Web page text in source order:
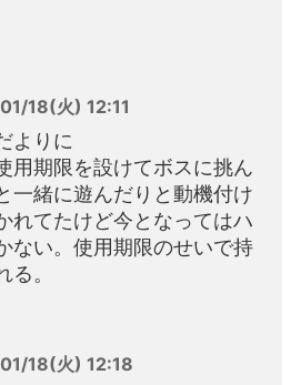
18(火) 12:11
よりに
用期限を設けてボスに挑ん
一緒に遊んだりと動機付け
れてたけど今となってはハ
ない。使用期限のせいで持
。
18(火) 12:18